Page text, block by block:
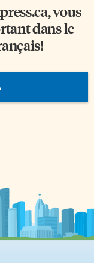
, vous
dans le